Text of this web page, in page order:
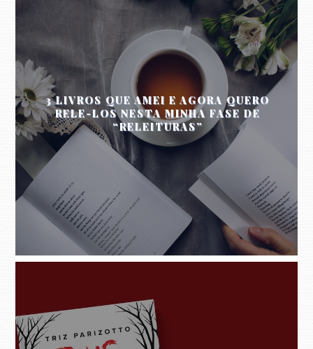
3 LIVROS QUE AMEI E AGORA QUERO
RELE-LOS NESTA MINHA FASE DE
“RELEITURAS”